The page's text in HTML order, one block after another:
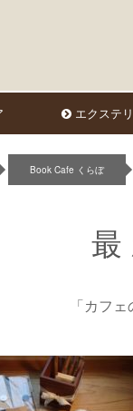
エクステ
Book Cafe くらぼ
「カフ